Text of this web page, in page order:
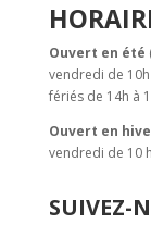
Ouvert en été
vendredi de
fériés de 14h à
Ouvert en
vendredi de 10
SUIVEZ-